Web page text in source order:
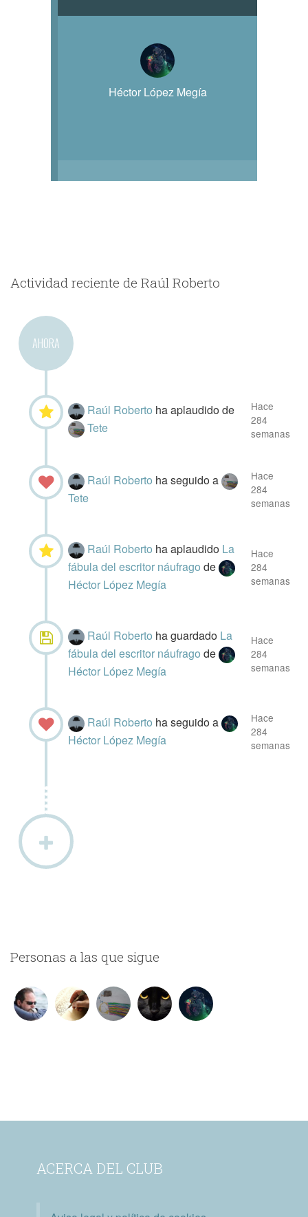
Héctor López Megía
Actividad reciente de Raúl Roberto
AHORA
Raúl Roberto ha aplaudidode
Tete
Hace
284
semanas
Raúl Roberto ha seguido a
Tete
Hace
284
semanas
Raúl Roberto ha aplaudido La
fábula del escritor náufragode
Héctor López Megía
Hace
284
semanas
Raúl Roberto ha guardado La
fábula del escritor náufragode
Héctor López Megía
Hace
284
semanas
Raúl Roberto ha seguido a
Héctor López Megía
Hace
284
semanas
Personas a las que sigue
ACERCA DEL CLUB